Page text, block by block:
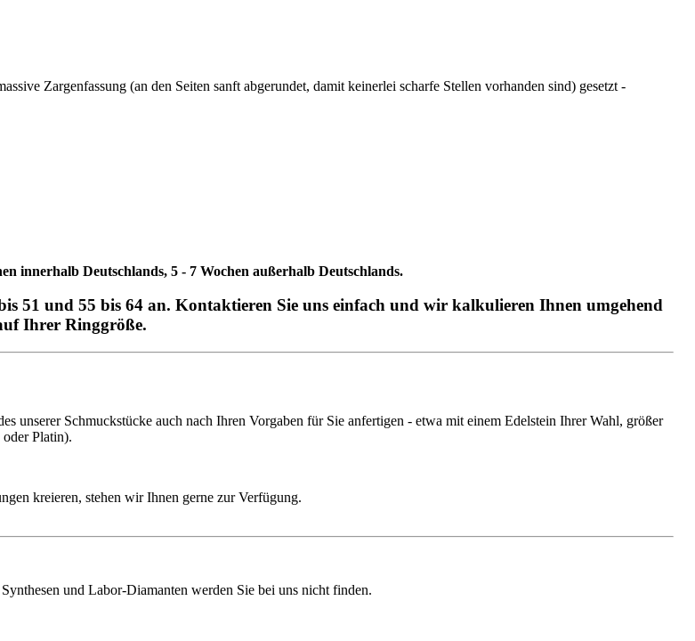
Zargenfassung (an den Seiten sanft abgerundet, damit keinerlei scharfe Stellen vorhanden sind) gesetzt -
innerhalb Deutschlands, 5 - 7 Wochen außerhalb Deutschlands.
51 und 55 bis 64 an. Kontaktieren Sie uns einfach und wir kalkulieren Ihnen umgehend
Ihrer Ringgröße.
unserer Schmuckstücke auch nach Ihren Vorgaben für Sie anfertigen - etwa mit einem Edelstein Ihrer Wahl, größer
Platin).
kreieren, stehen wir Ihnen gerne zur Verfügung.
und Labor-Diamanten werden Sie bei uns nicht finden.